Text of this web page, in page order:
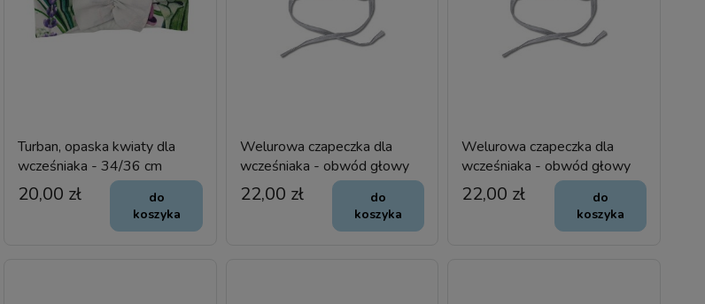
Turban, opaska kwiaty dla
wcześniaka - 34/36 cm
obwód głowy
20,00 zł
do
koszyka
Welurowa czapeczka dla
wcześniaka - obwód głowy
33 cm
22,00 zł
do
koszyka
Welurowa czapeczka dla
wcześniaka - obwód głowy
35 cm
22,00 zł
do
koszyka